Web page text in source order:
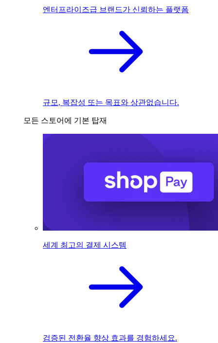
엔터프라이즈급 브랜드가 신뢰하는 플랫폼
규모, 복잡성 또는 목표와 상관없습니다.
모든 스토어에 기본 탑재
세계 최고의 결제 시스템
검증된 전환율 향상 효과를 경험하세요.